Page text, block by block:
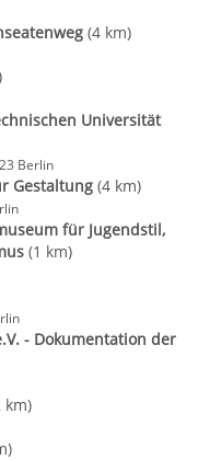
(4 km)
Universität
Berlin
Gestaltung(4 km)
für Jugendstil,
(1 km)
- Dokumentation der